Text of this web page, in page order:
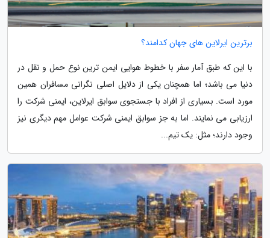
برترین ایرلاین های جهان کدامند؟
با این که طبق آمار سفر با خطوط هوایی ایمن ترین نوع حمل و نقل در
دنیا می باشد؛ اما همچنان یکی از دلایل اصلی نگرانی مسافران همین
مورد است. بسیاری از افراد با جستجوی سوابق ایرلاین، ایمنی شرکت را
ارزیابی می نمایند. اما به جز سوابق ایمنی شرکت عوامل مهم دیگری نیز
وجود دارند؛ مثل: یک تیم...